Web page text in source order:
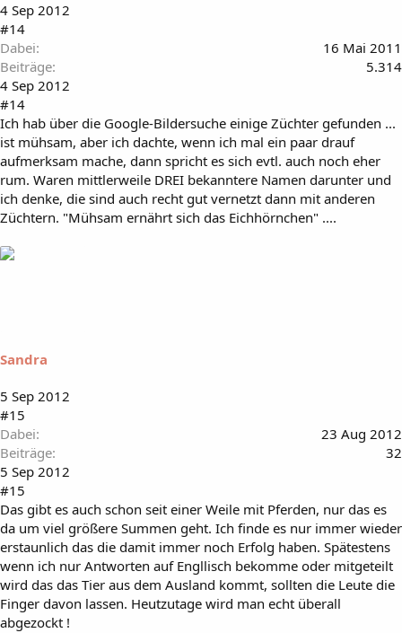
4 Sep 2012
#14
Dabei
16 Mai 2011
Beiträge
5.314
4 Sep 2012
#14
Ich hab über die Google-Bildersuche einige Züchter gefunden ...
ist mühsam, aber ich dachte, wenn ich mal ein paar drauf
aufmerksam mache, dann spricht es sich evtl. auch noch eher
rum. Waren mittlerweile DREI bekanntere Namen darunter und
ich denke, die sind auch recht gut vernetzt dann mit anderen
Züchtern. "Mühsam ernährt sich das Eichhörnchen" ....
Sandra
5 Sep 2012
#15
Dabei
23 Aug 2012
Beiträge
32
5 Sep 2012
#15
Das gibt es auch schon seit einer Weile mit Pferden, nur das es
da um viel größere Summen geht. Ich finde es nur immer wieder
erstaunlich das die damit immer noch Erfolg haben. Spätestens
wenn ich nur Antworten auf Engllisch bekomme oder mitgeteilt
wird das das Tier aus dem Ausland kommt, sollten die Leute die
Finger davon lassen. Heutzutage wird man echt überall
abgezockt !